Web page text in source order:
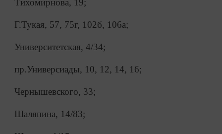
Г.Тукая, 57, 75г, 102б, 106а;
Университетская, 4/34;
пр.Универсиады, 10, 12, 14, 16;
Чернышевского, 33;
Шаляпина, 14/83;